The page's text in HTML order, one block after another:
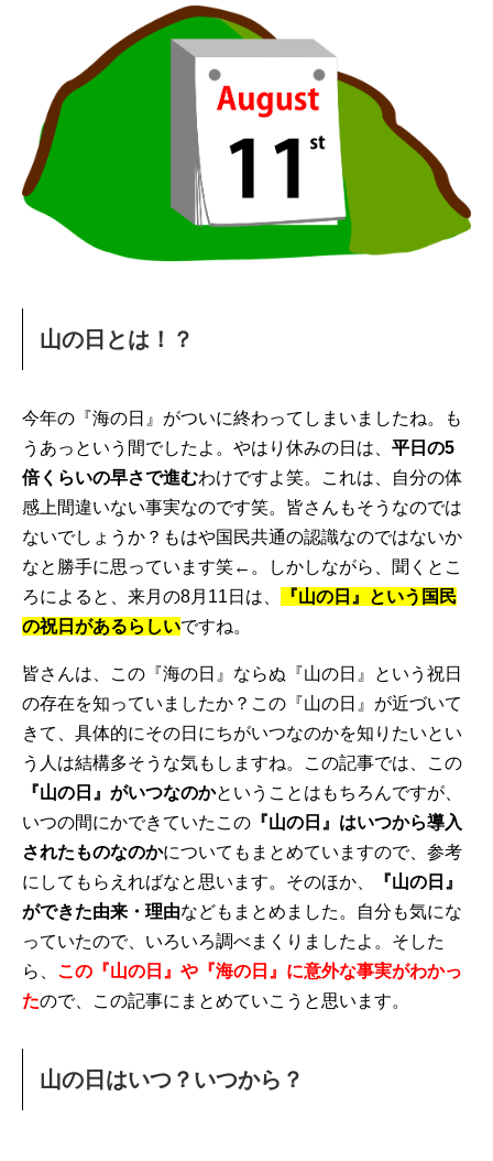
山の日とは！？
今年の『海の日』がついに終わってしまいましたね。も
うあっという間でしたよ。やはり休みの日は、 平日の5
倍くらいの早さで進むわけですよ笑。これは、自分の体
感上間違いない事実なのです笑。皆さんもそうなのでは
ないでしょうか？もはや国民共通の認識なのではないか
なと勝手に思っています笑←。しかしながら、聞くとこ
ろによると、来月の8月11日は、
『山の日』という国民
の祝日があるらしいですね。
皆さんは、この『海の日』ならぬ『山の日』という祝日
の存在を知っていましたか？この『山の日』が近づいて
きて、具体的にその日にちがいつなのかを知りたいとい
う人は結構多そうな気もしますね。この記事では、この
『山の日』がいつなのかということはもちろんですが、
いつの間にかできていたこの 『山の日』はいつから導入
されたものなのかについてもまとめていますので、参考
にしてもらえればなと思います。そのほか、
『山の日』
ができた由来・理由などもまとめました。自分も気にな
っていたので、いろいろ調べまくりましたよ。そした
ら、 この『山の日』や『海の日』に意外な事実がわかっ
たので、この記事にまとめていこうと思います。
山の日はいつ？いつから？